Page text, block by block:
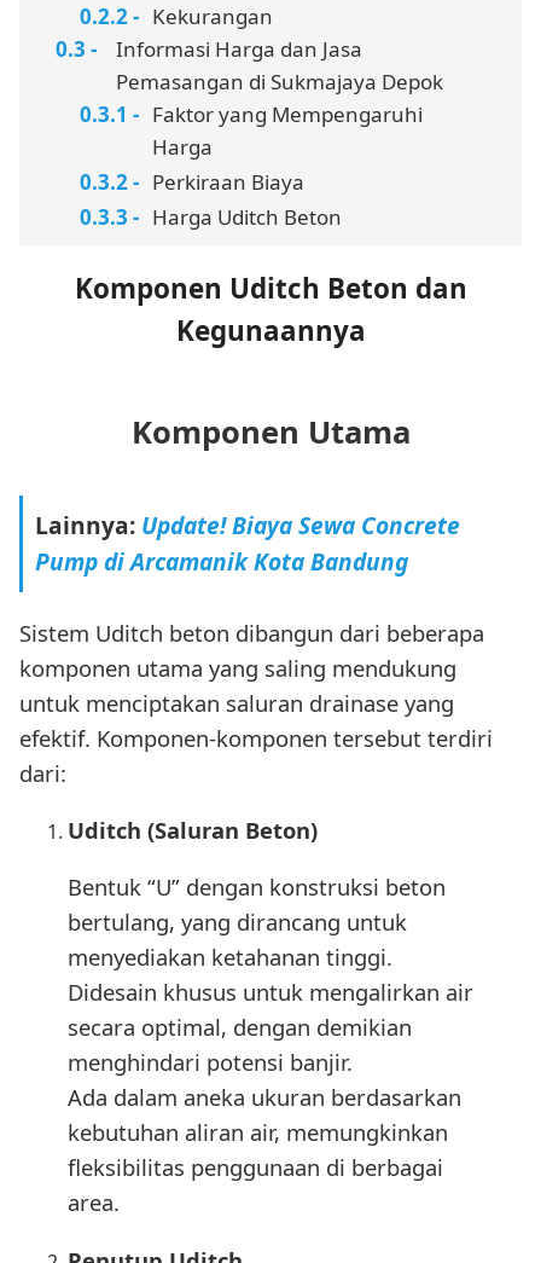
Kekurangan
Informasi Harga dan Jasa
Pemasangan di Sukmajaya Depok
Faktor yang Mempengaruhi
Harga
Perkiraan Biaya
Harga Uditch Beton
Komponen Uditch Beton dan
Kegunaannya
Komponen Utama
Lainnya: Update! Biaya Sewa Concrete
Pump di Arcamanik Kota Bandung
Sistem Uditch beton dibangun dari beberapa
komponen utama yang saling mendukung
untuk menciptakan saluran drainase yang
efektif. Komponen-komponen tersebut terdiri
dari:
Uditch (Saluran Beton)
Bentuk “U” dengan konstruksi beton
bertulang, yang dirancang untuk
menyediakan ketahanan tinggi.
Didesain khusus untuk mengalirkan air
secara optimal, dengan demikian
menghindari potensi banjir.
Ada dalam aneka ukuran berdasarkan
kebutuhan aliran air, memungkinkan
fleksibilitas penggunaan di berbagai
area.